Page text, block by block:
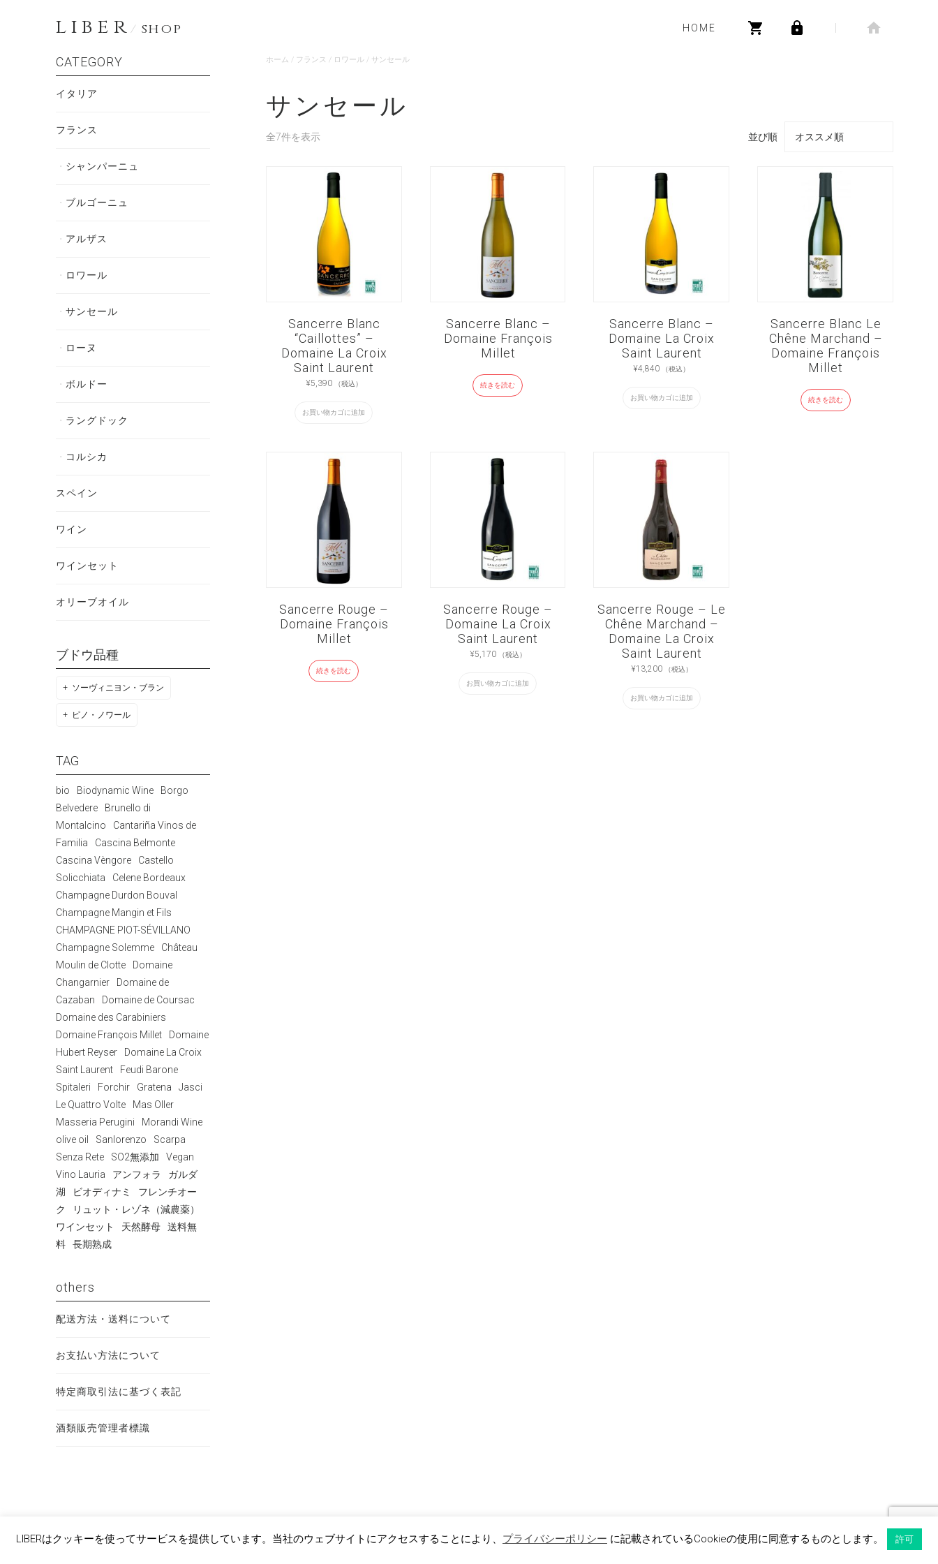
LIBER/ SHOP HOME
ホーム / フランス / ロワール/ サンセール
サンセール
全7件を表示 並び順
Sancerre Blanc
“Caillottes” –
Domaine La Croix
Saint Laurent
¥5,390 （税込）
お買い物カゴに追加
Sancerre Blanc –
Domaine François
Millet
続きを読む
Sancerre Blanc –
Domaine La Croix
Saint Laurent
¥4,840 （税込）
お買い物カゴに追加
Sancerre Blanc Le
Chêne Marchand –
Domaine François
Millet
続きを読む
Sancerre Rouge –
Domaine François
Millet
続きを読む
Sancerre Rouge –
Domaine La Croix
Saint Laurent
¥5,170 （税込）
お買い物カゴに追加
Sancerre Rouge – Le
Chêne Marchand –
Domaine La Croix
Saint Laurent
¥13,200 （税込）
お買い物カゴに追加
CATEGORY
イタリア
フランス
シャンパーニュ
ブルゴーニュ
アルザス
ロワール
サンセール
ローヌ
ボルドー
ラングドック
コルシカ
スペイン
ワイン
ワインセット
オリーブオイル
ブドウ品種
ソーヴィニヨン・ブラン
ピノ・ノワール
TAG
bio Biodynamic Wine
Borgo
Belvedere
Brunello di
Montalcino
Cantariña Vinos de
Familia
Cascina Belmonte
Cascina Vèngore
Castello
Solicchiata
Celene Bordeaux
Champagne Durdon Bouval
Champagne Mangin et Fils
CHAMPAGNE PIOT-SÉVILLANO
Champagne Solemme
Château
Moulin de Clotte
Domaine
Changarnier
Domaine de
Cazaban
Domaine de Coursac
Domaine des Carabiniers
Domaine François Millet
Domaine
Hubert Reyser
Domaine La Croix
Saint Laurent
Feudi Barone
Spitaleri
Forchir Gratena
Jasci
Le Quattro Volte
Mas Oller
Masseria Perugini
Morandi Wine
olive oil
Sanlorenzo
Scarpa
Senza Rete
SO2無添加
Vegan
Vino Lauria
アンフォラ
ガルダ
湖
ビオディナミ
フレンチオー
ク
リュット・レゾネ（減農薬）
ワインセット
天然酵母
送料無
料
長期熟成
others
配送方法・送料について
お支払い方法について
特定商取引法に基づく表記
酒類販売管理者標識
LIBERはクッキーを使ってサービスを提供しています。当社のウェブサイトにアクセスすることにより、 プライバシーポリシー に記載されているCookieの使用に同意するものとします。 許可